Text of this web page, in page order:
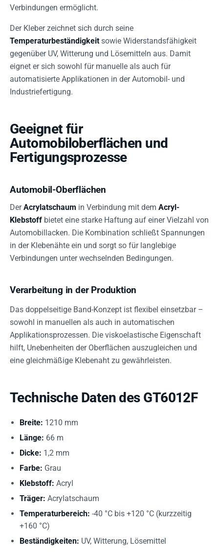
Verbindungen ermöglicht.
Der Kleber zeichnet sich durch seine
Temperaturbeständigkeit sowie Widerstandsfähigkeit
gegenüber UV, Witterung und Lösemitteln aus. Damit
eignet er sich sowohl für manuelle als auch für
automatisierte Applikationen in der Automobil- und
Industriefertigung.
Geeignet für
Automobiloberflächen und
Fertigungsprozesse
Automobil-Oberflächen
DerAcrylatschaum in Verbindung mit dem Acryl-
Klebstoff bietet eine starke Haftung auf einer Vielzahl von
Automobillacken. Die Kombination schließt Spannungen
in der Klebenähte ein und sorgt so für langlebige
Verbindungen unter wechselnden Bedingungen.
Verarbeitung in der Produktion
Das doppelseitige Band-Konzept ist flexibel einsetzbar –
sowohl in manuellen als auch in automatischen
Applikationsprozessen. Die viskoelastische Eigenschaft
hilft, Unebenheiten der Oberflächen auszugleichen und
eine gleichmäßige Klebenaht zu gewährleisten.
Technische Daten des GT6012F
Breite: 1210 mm
Länge: 66 m
Dicke: 1,2 mm
Farbe: Grau
Klebstoff: Acryl
Träger: Acrylatschaum
Temperaturbereich: -40 °C bis +120 °C (kurzzeitig
+160 °C)
Beständigkeiten: UV, Witterung, Lösemittel